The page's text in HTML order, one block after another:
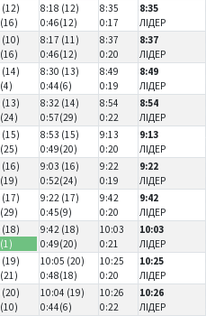
(12)
8:18 (12)
0:46(12)
8:35
0:17
8:35
ЛІДЕР
(10)
8:17 (11)
0:46(12)
8:37
0:20
8:37
ЛІДЕР
(14)
8:30 (13)
0:44(6)
8:49
0:19
8:49
ЛІДЕР
(13)
8:32 (14)
0:57(29)
8:54
0:22
8:54
ЛІДЕР
(15)
8:53 (15)
0:49(20)
9:13
0:20
9:13
ЛІДЕР
(16)
9:03 (16)
0:52(24)
9:22
0:19
9:22
ЛІДЕР
(17)
9:22 (17)
0:45(9)
9:42
0:20
9:42
ЛІДЕР
(18)
9:42 (18)
0:49(20)
10:03
0:21
10:03
ЛІДЕР
(19)
10:05 (20)
0:48(18)
10:25
0:20
10:25
ЛІДЕР
(20)
10:04 (19)
0:44(6)
10:26
0:22
10:26
ЛІДЕР